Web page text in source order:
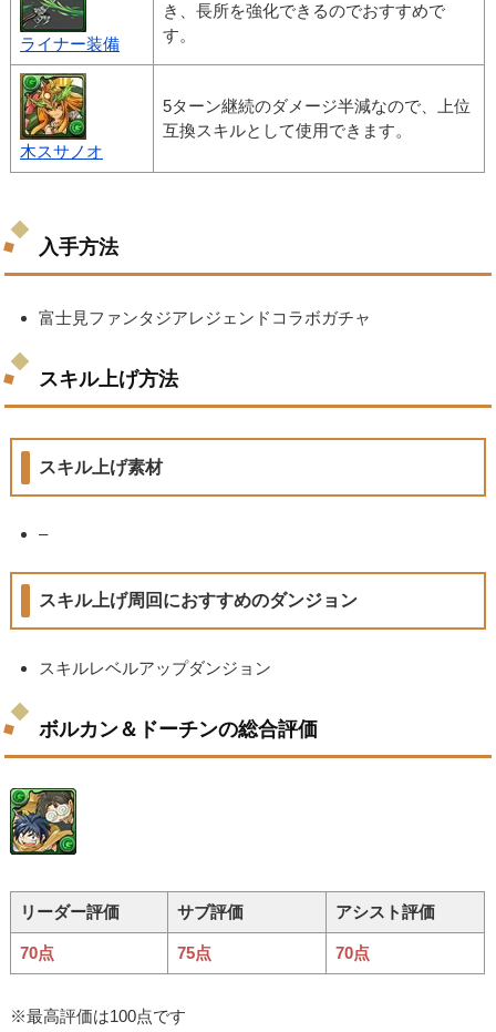
ライナー装備
き、長所を強化できるのでおすすめで
す。
木スサノオ
5ターン継続のダメージ半減なので、上位
互換スキルとして使用できます。
入手方法
富士見ファンタジアレジェンドコラボガチャ
スキル上げ方法
スキル上げ素材
–
スキル上げ周回におすすめのダンジョン
スキルレベルアップダンジョン
ボルカン＆ドーチンの総合評価
リーダー評価 サブ評価 アシスト評価
70点 75点 70点
※最高評価は100点です